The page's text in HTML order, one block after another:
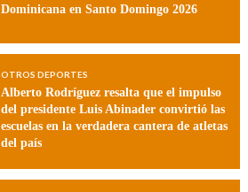
Dominicana en Santo Domingo 2026
OTROS DEPORTES
Alberto Rodríguez resalta que el impulso
del presidente Luis Abinader convirtió las
escuelas en la verdadera cantera de atletas
del país